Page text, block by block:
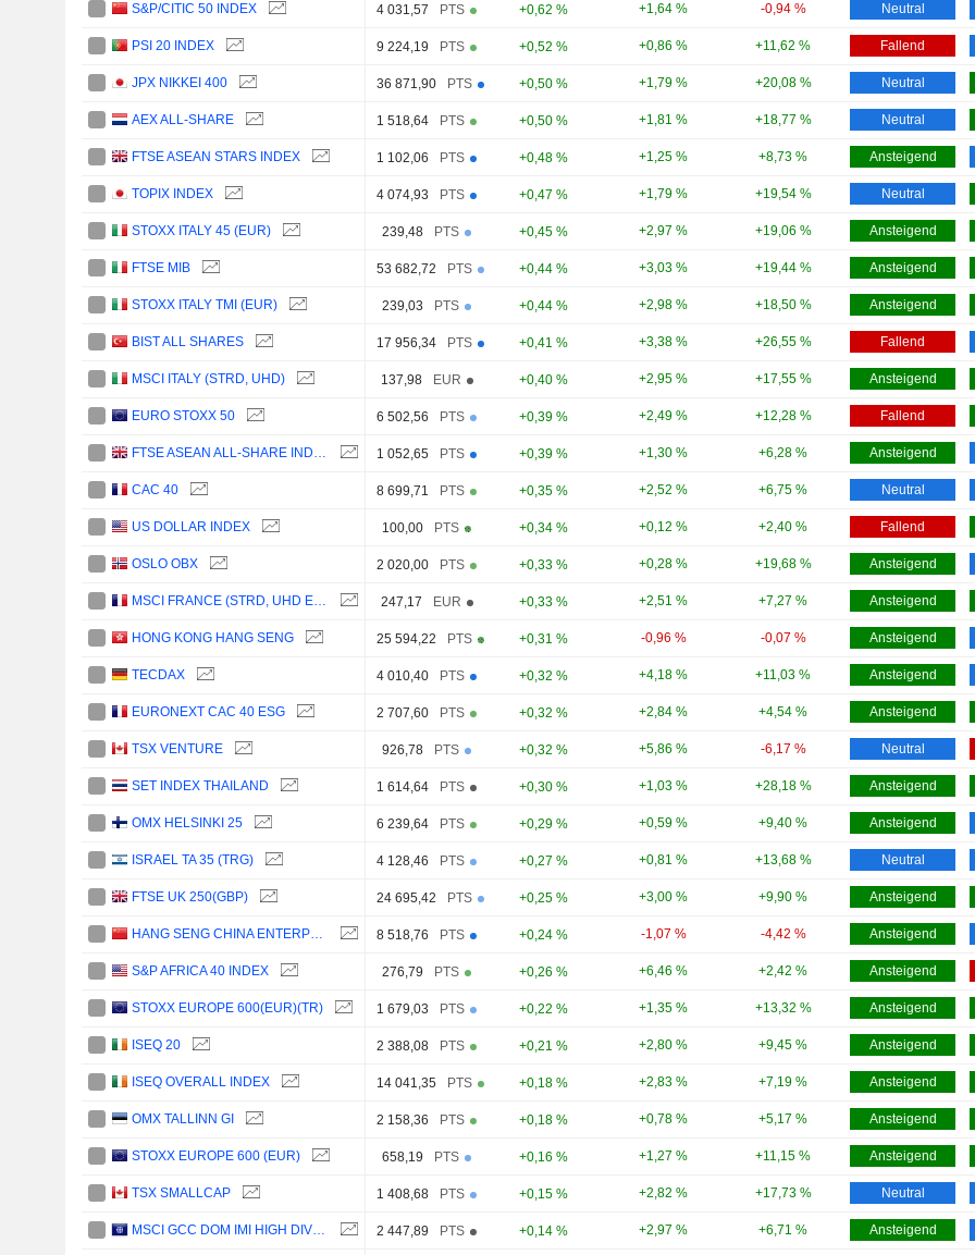
S&P/CITIC 50 INDEX 4 031,57 PTS +0,62 % +1,64 % -0,94 % Neutral
PSI 20 INDEX 9 224,19 PTS +0,52 % +0,86 % +11,62 % Fallend
JPX NIKKEI 400 36 871,90 PTS +0,50 % +1,79 % +20,08 % Neutral
AEX ALL-SHARE 1 518,64 PTS +0,50 % +1,81 % +18,77 % Neutral
FTSE ASEAN STARS INDEX 1 102,06 PTS +0,48 % +1,25 % +8,73 % Ansteigend
TOPIX INDEX 4 074,93 PTS +0,47 % +1,79 % +19,54 % Neutral
STOXX ITALY 45 (EUR) 239,48 PTS +0,45 % +2,97 % +19,06 % Ansteigend
FTSE MIB 53 682,72 PTS +0,44 % +3,03 % +19,44 % Ansteigend
STOXX ITALY TMI (EUR) 239,03 PTS +0,44 % +2,98 % +18,50 % Ansteigend
BIST ALL SHARES 17 956,34 PTS +0,41 % +3,38 % +26,55 % Fallend
MSCI ITALY (STRD, UHD) 137,98 EUR +0,40 % +2,95 % +17,55 % Ansteigend
EURO STOXX 50 6 502,56 PTS +0,39 % +2,49 % +12,28 % Fallend
FTSE ASEAN ALL-SHARE INDEX 1 052,65 PTS +0,39 % +1,30 % +6,28 % Ansteigend
CAC 40 8 699,71 PTS +0,35 % +2,52 % +6,75 % Neutral
US DOLLAR INDEX 100,00 PTS +0,34 % +0,12 % +2,40 % Fallend
OSLO OBX 2 020,00 PTS +0,33 % +0,28 % +19,68 % Ansteigend
MSCI FRANCE (STRD, UHD EUR) 247,17 EUR +0,33 % +2,51 % +7,27 % Ansteigend
HONG KONG HANG SENG 25 594,22 PTS +0,31 % -0,96 % -0,07 % Ansteigend
TECDAX 4 010,40 PTS +0,32 % +4,18 % +11,03 % Ansteigend
EURONEXT CAC 40 ESG 2 707,60 PTS +0,32 % +2,84 % +4,54 % Ansteigend
TSX VENTURE 926,78 PTS +0,32 % +5,86 % -6,17 % Neutral
SET INDEX THAILAND 1 614,64 PTS +0,30 % +1,03 % +28,18 % Ansteigend
OMX HELSINKI 25 6 239,64 PTS +0,29 % +0,59 % +9,40 % Ansteigend
ISRAEL TA 35 (TRG) 4 128,46 PTS +0,27 % +0,81 % +13,68 % Neutral
FTSE UK 250(GBP) 24 695,42 PTS +0,25 % +3,00 % +9,90 % Ansteigend
HANG SENG CHINA ENTERPRISES 8 518,76 PTS +0,24 % -1,07 % -4,42 % Ansteigend
S&P AFRICA 40 INDEX 276,79 PTS +0,26 % +6,46 % +2,42 % Ansteigend
STOXX EUROPE 600(EUR)(TR) 1 679,03 PTS +0,22 % +1,35 % +13,32 % Ansteigend
ISEQ 20 2 388,08 PTS +0,21 % +2,80 % +9,45 % Ansteigend
ISEQ OVERALL INDEX 14 041,35 PTS +0,18 % +2,83 % +7,19 % Ansteigend
OMX TALLINN GI 2 158,36 PTS +0,18 % +0,78 % +5,17 % Ansteigend
STOXX EUROPE 600 (EUR) 658,19 PTS +0,16 % +1,27 % +11,15 % Ansteigend
TSX SMALLCAP 1 408,68 PTS +0,15 % +2,82 % +17,73 % Neutral
MSCI GCC DOM IMI HIGH DIVIDEND YIELD (NETR) 2 447,89 PTS +0,14 % +2,97 % +6,71 % Ansteigend